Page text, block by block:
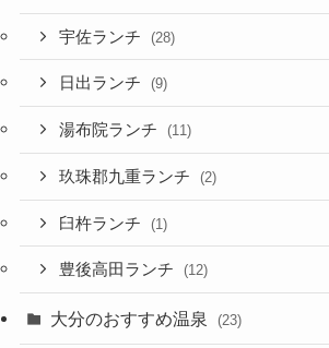
宇佐ランチ (28)
日出ランチ (9)
湯布院ランチ (11)
玖珠郡九重ランチ (2)
臼杵ランチ (1)
豊後高田ランチ (12)
大分のおすすめ温泉 (23)